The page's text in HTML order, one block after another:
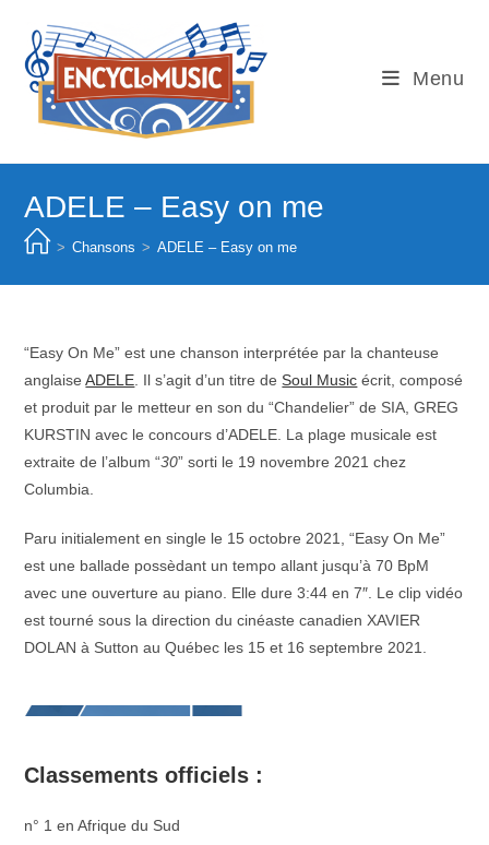
content
Menu
ADELE – Easy on me
> Chansons > ADELE – Easy on me
“Easy On Me” est une chanson interprétée par la chanteuse
anglaiseADELE . Il s’agit d’un titre deSoul Music écrit, composé
et produit par le metteur en son du “Chandelier” de SIA, GREG
KURSTIN avec le concours d’ADELE. La plage musicale est
extraite de l’album “30” sorti le 19 novembre 2021 chez
Columbia.
Paru initialement en single le 15 octobre 2021, “Easy On Me”
est une ballade possèdant un tempo allant jusqu’à 70 BpM
avec une ouverture au piano. Elle dure 3:44 en 7″. Le clip vidéo
est tourné sous la direction du cinéaste canadien XAVIER
DOLAN à Sutton au Québec les 15 et 16 septembre 2021.
Classements officiels :
n° 1 en Afrique du Sud